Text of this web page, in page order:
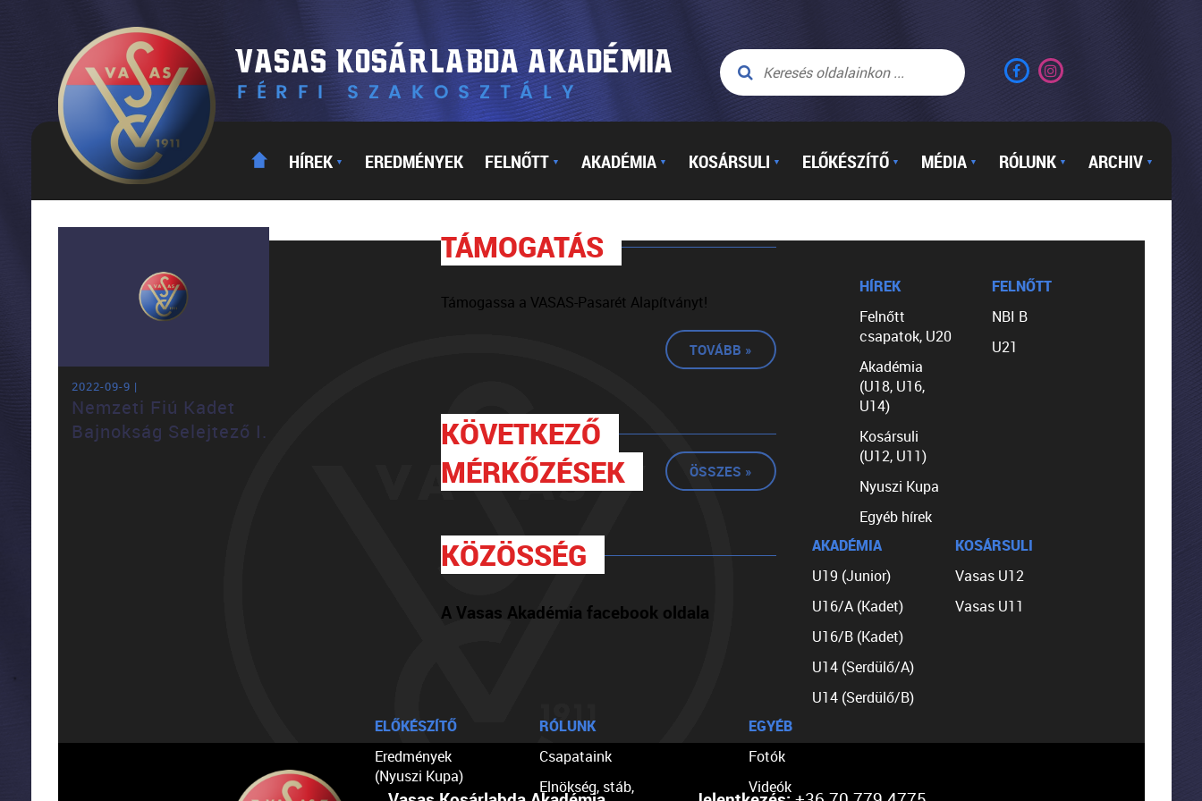
HÍREK ▼ EREDMÉNYEK FELNŐTT ▼ AKADÉMIA ▼ KOSÁRSULI ▼ ELŐKÉSZÍTŐ ▼ MÉDIA ▼ RÓLUNK ▼ ARCHIV ▼
2022-09-9 |
Nemzeti Fiú Kadet
Bajnokság Selejtező I.
TÁMOGATÁS
Támogassa a VASAS-Pasarét Alapítványt!
TOVÁBB »
KÖVETKEZŐ
MÉRKŐZÉSEK
ÖSSZES »
KÖZÖSSÉG
A Vasas Akadémia facebook oldala
HÍREK
Felnőtt
csapatok, U20
Akadémia
(U18, U16,
U14)
Kosársuli
(U12, U11)
Nyuszi Kupa
Egyéb hírek
FELNŐTT
NBI B
U21
AKADÉMIA
U19 (Junior)
U16/A (Kadet)
U16/B (Kadet)
U14 (Serdülő/A)
U14 (Serdülő/B)
KOSÁRSULI
Vasas U12
Vasas U11
ELŐKÉSZÍTŐ
Eredmények
(Nyuszi Kupa)
RÓLUNK
Csapataink
Elnökség, stáb,
EGYÉB
Fotók
Videók